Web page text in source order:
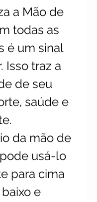
a Mão de
todas as
é um sinal
Isso traz a
de seu
saúde e
da mão de
usá-lo
para cima
e